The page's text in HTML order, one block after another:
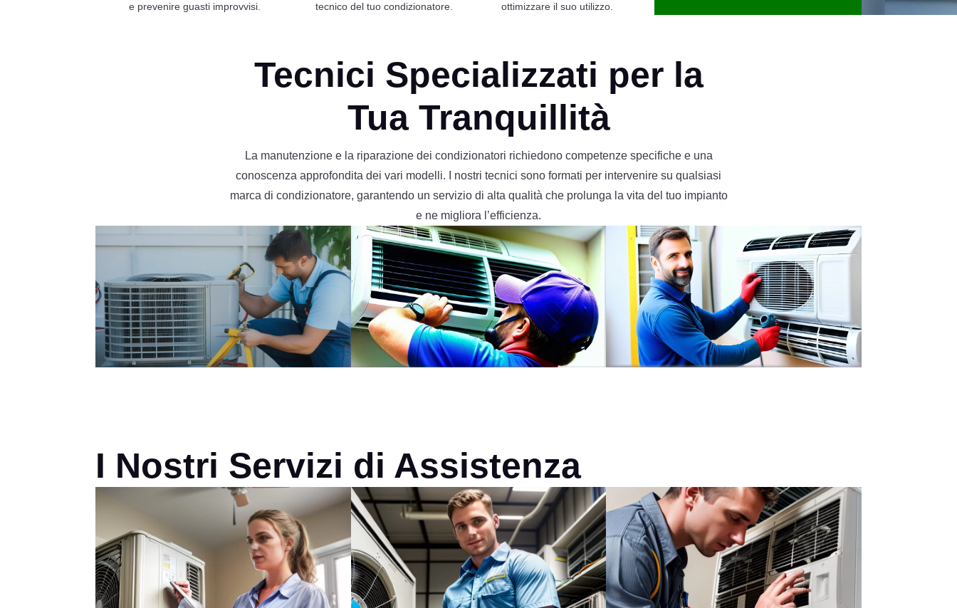
e prevenire guasti improvvisi.
tecnico del tuo condizionatore.
ottimizzare il suo utilizzo.
Tecnici Specializzati per la
Tua Tranquillità
La manutenzione e la riparazione dei condizionatori richiedono competenze specifiche e una
conoscenza approfondita dei vari modelli. I nostri tecnici sono formati per intervenire su qualsiasi
marca di condizionatore, garantendo un servizio di alta qualità che prolunga la vita del tuo impianto
e ne migliora l’efficienza.
I Nostri Servizi di Assistenza